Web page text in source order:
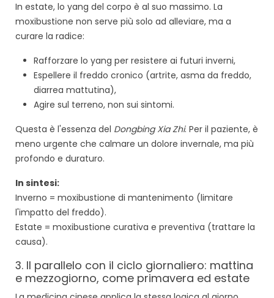
In estate, lo yang del corpo è al suo massimo. La
moxibustione non serve più solo ad alleviare, ma a
curare la radice:
Rafforzare lo yang per resistere ai futuri inverni,
Espellere il freddo cronico (artrite, asma da freddo,
diarrea mattutina),
Agire sul terreno, non sui sintomi.
Questa è l'essenza del Dongbing Xia Zhi. Per il paziente, è
meno urgente che calmare un dolore invernale, ma più
profondo e duraturo.
In sintesi:
Inverno = moxibustione di mantenimento (limitare
l'impatto del freddo).
Estate = moxibustione curativa e preventiva (trattare la
causa).
3. Il parallelo con il ciclo giornaliero: mattina
e mezzogiorno, come primavera ed estate